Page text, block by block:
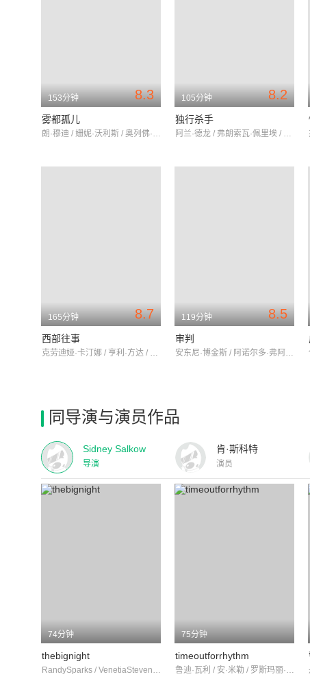
8.3
153分钟
雾都孤儿
朗·穆迪 / 姗妮·沃利斯 / 奥列佛·里德
8.2
105分钟
独行杀手
阿兰·德龙 / 弗朗索瓦·佩里埃 / 娜塔莉·德龙
8.7
165分钟
西部往事
克劳迪娅·卡汀娜 / 亨利·方达 / 杰森·罗巴兹
8.5
119分钟
审判
安东尼·博金斯 / 阿诺尔多·弗阿 / 杰斯·哈恩
同导演与演员作品
Sidney Salkow
导演
肯·斯科特
演员
74分钟
thebignight
RandySparks / VenetiaStevenson / 迪克·福伦
75分钟
timeoutforrhythm
鲁迪·瓦利 / 安·米勒 / 罗斯玛丽·莱恩